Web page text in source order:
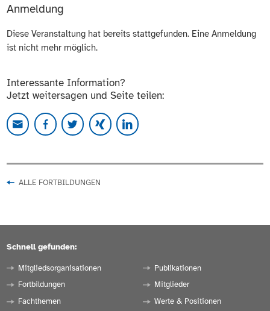
Anmeldung
Diese Veranstaltung hat bereits stattgefunden. Eine Anmeldung
ist nicht mehr möglich.
Interessante Information?
Jetzt weitersagen und Seite teilen:
ALLE FORTBILDUNGEN
Schnell gefunden:
Mitgliedsorganisationen
Fortbildungen
Fachthemen
Publikationen
Mitglieder
Werte & Positionen